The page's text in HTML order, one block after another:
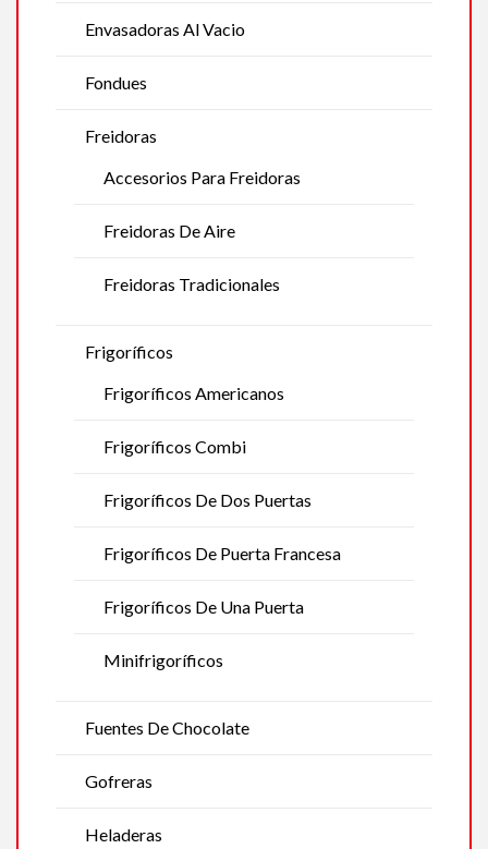
Envasadoras Al Vacio
Fondues
Freidoras
Accesorios Para Freidoras
Freidoras De Aire
Freidoras Tradicionales
Frigoríficos
Frigoríficos Americanos
Frigoríficos Combi
Frigoríficos De Dos Puertas
Frigoríficos De Puerta Francesa
Frigoríficos De Una Puerta
Minifrigoríficos
Fuentes De Chocolate
Gofreras
Heladeras